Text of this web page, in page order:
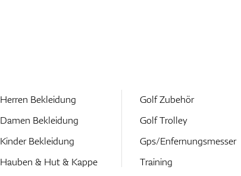
Herren Bekleidung
Damen Bekleidung
Kinder Bekleidung
Hauben & Hut & Kappe
Golf Zubehör
Golf Trolley
Gps/Enfernungsmesser
Training